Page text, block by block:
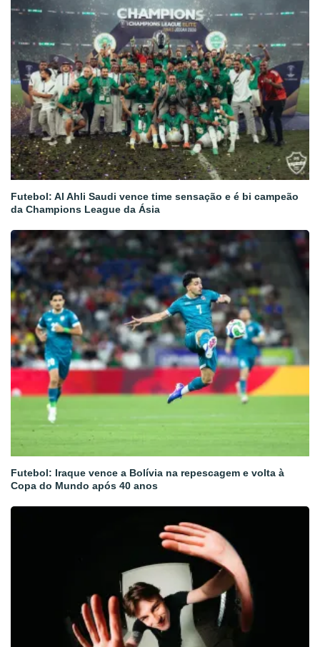
Futebol: Al Ahli Saudi vence time sensação e é bi campeão
da Champions League da Ásia
Futebol: Iraque vence a Bolívia na repescagem e volta à
Copa do Mundo após 40 anos